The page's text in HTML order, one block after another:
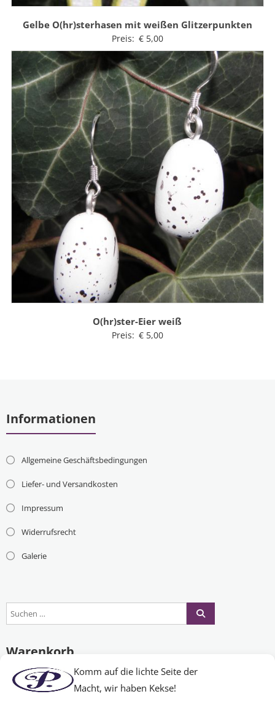
Komm auf die lichte Seite der
Macht, wir haben Kekse!
Gelbe O(hr)sterhasen mit weißen Glitzerpunkten
Preis: €5,00
O(hr)ster-Eier weiß
Preis: €5,00
Informationen
Allgemeine Geschäftsbedingungen
Liefer- und Versandkosten
Impressum
Widerrufsrecht
Galerie
Warenkorb
Es befinden sich keine Produkte im Warenkorb.